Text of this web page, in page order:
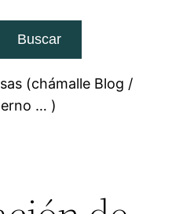
Buscar
(chámalle Blog /
… )